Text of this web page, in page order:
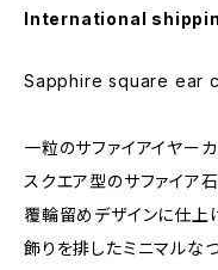
International
Sapphire square ear
一粒のサファイアイヤーカ
スクエア型のサファイア
覆輪留めデザインに仕上
飾りを排したミニマルな